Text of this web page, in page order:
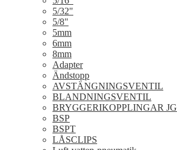
5/32"
5/8"
5mm
6mm
8mm
Adapter
Ändstopp
AVSTÄNGNINGSVENTIL
BLANDNINGSVENTIL
BRYGGERIKOPPLINGAR JG
BSP
BSPT
LÅSCLIPS